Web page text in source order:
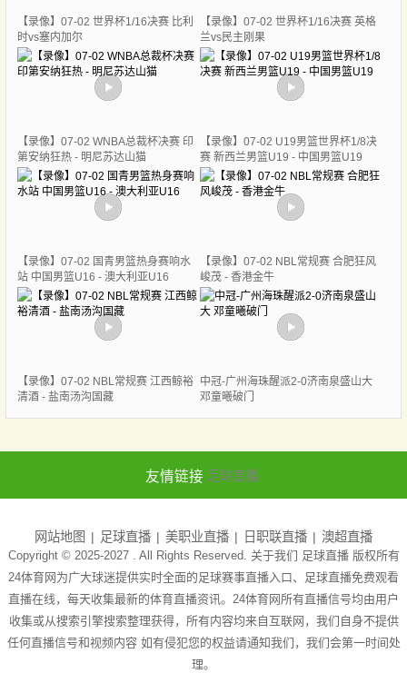
【录像】07-02 世界杯1/16决赛 比利
时vs塞内加尔
【录像】07-02 世界杯1/16决赛 英格
兰vs民主刚果
【录像】07-02 WNBA总裁杯决赛 印
第安纳狂热 - 明尼苏达山猫
【录像】07-02 U19男篮世界杯1/8决
赛 新西兰男篮U19 - 中国男篮U19
【录像】07-02 国青男篮热身赛响水
站 中国男篮U16 - 澳大利亚U16
【录像】07-02 NBL常规赛 合肥狂风
峻茂 - 香港金牛
【录像】07-02 NBL常规赛 江西鲸裕
清酒 - 盐南汤沟国藏
中冠-广州海珠醒派2-0济南泉盛山大
邓童曦破门
友情链接 足球直播
网站地图 足球直播 美职业直播 日职联直播 澳超直播
Copyright © 2025-2027 . All Rights Reserved. 关于我们 足球直播版权所有
24体育网为广大球迷提供实时全面的足球赛事直播入口、足球直播免费观看
直播在线，每天收集最新的体育直播资讯。24体育网所有直播信号均由用户
收集或从搜索引擎搜索整理获得，所有内容均来自互联网，我们自身不提供
任何直播信号和视频内容 如有侵犯您的权益请通知我们，我们会第一时间处
理。